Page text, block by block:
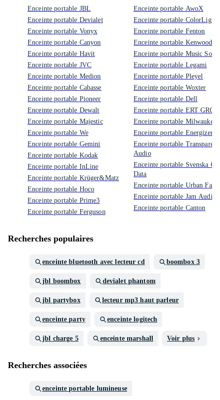
Enceinte portable JBL
Enceinte portable Devialet
Enceinte portable Vonyx
Enceinte portable Canyon
Enceinte portable Havit
Enceinte portable JVC
Enceinte portable Medion
Enceinte portable Cabasse
Enceinte portable Pioneer
Enceinte portable Dewalt
Enceinte portable Majestic
Enceinte portable We
Enceinte portable Gemini
Enceinte portable Kodak
Enceinte portable InLine
Enceinte portable Krüger&Matz
Enceinte portable Hoco
Enceinte portable Prime3
Enceinte portable Ferguson
Enceinte portable AwoX
Enceinte portable ColorLight
Enceinte portable Fenton
Enceinte portable Kenwood
Enceinte portable Music
Enceinte portable Legami
Enceinte portable Pleyel
Enceinte portable Woxter
Enceinte portable Dell
Enceinte portable ERT
Enceinte portable Milwaukee
Enceinte portable Energizer
Enceinte portable Transparent
Audio
Enceinte portable Svenska
Data
Enceinte portable Urban
Enceinte portable Jam Audio
Enceinte portable Canton
Recherches populaires
enceinte bluetooth avec lecteur cd boombox 3
jbl boombox devialet phantom
jbl partybox lecteur mp3 haut parleur
enceinte party enceinte logitech
jbl charge 5 enceinte marshall Voir plus
Recherches associées
enceinte portable lumineuse